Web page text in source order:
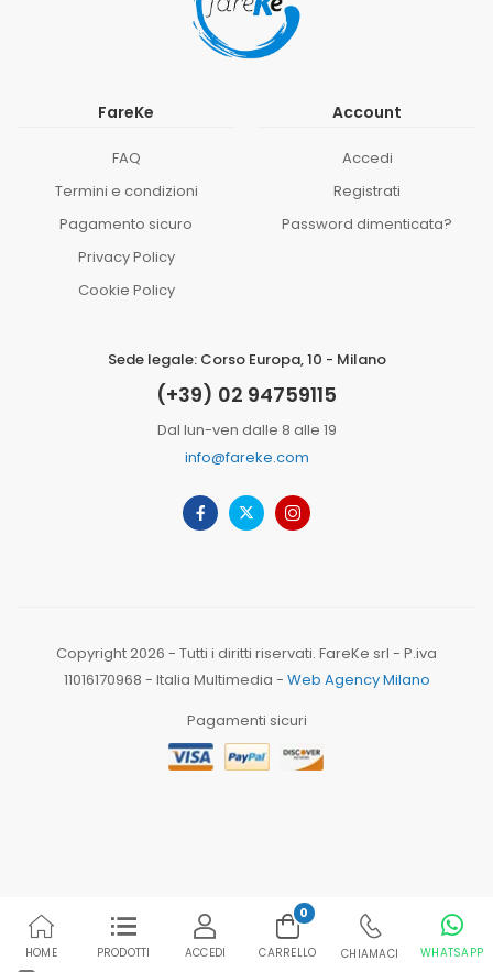
FareKe
FAQ
Termini e condizioni
Pagamento sicuro
Privacy Policy
Cookie Policy
Account
Accedi
Registrati
Password dimenticata?
Sede legale: Corso Europa, 10 - Milano
(+39) 02 94759115
Dal lun-ven dalle 8 alle 19
info@fareke.com
Copyright 2026 - Tutti i diritti riservati. FareKe srl - P.iva
11016170968 - Italia Multimedia - Web Agency Milano
Pagamenti sicuri
HOME PRODOTTI ACCEDI
0
CARRELLO CHIAMACI WHATSAPP